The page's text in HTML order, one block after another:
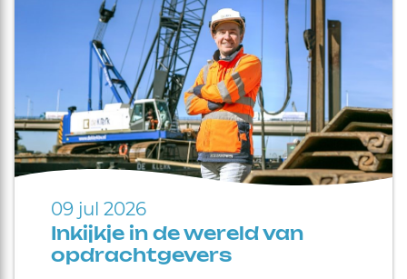
09 jul 2026
Inkijkje in de wereld van
opdrachtgevers